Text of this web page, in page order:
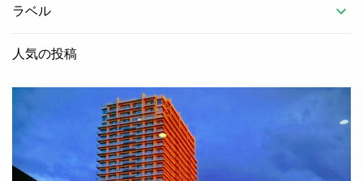
ラベル
人気の投稿